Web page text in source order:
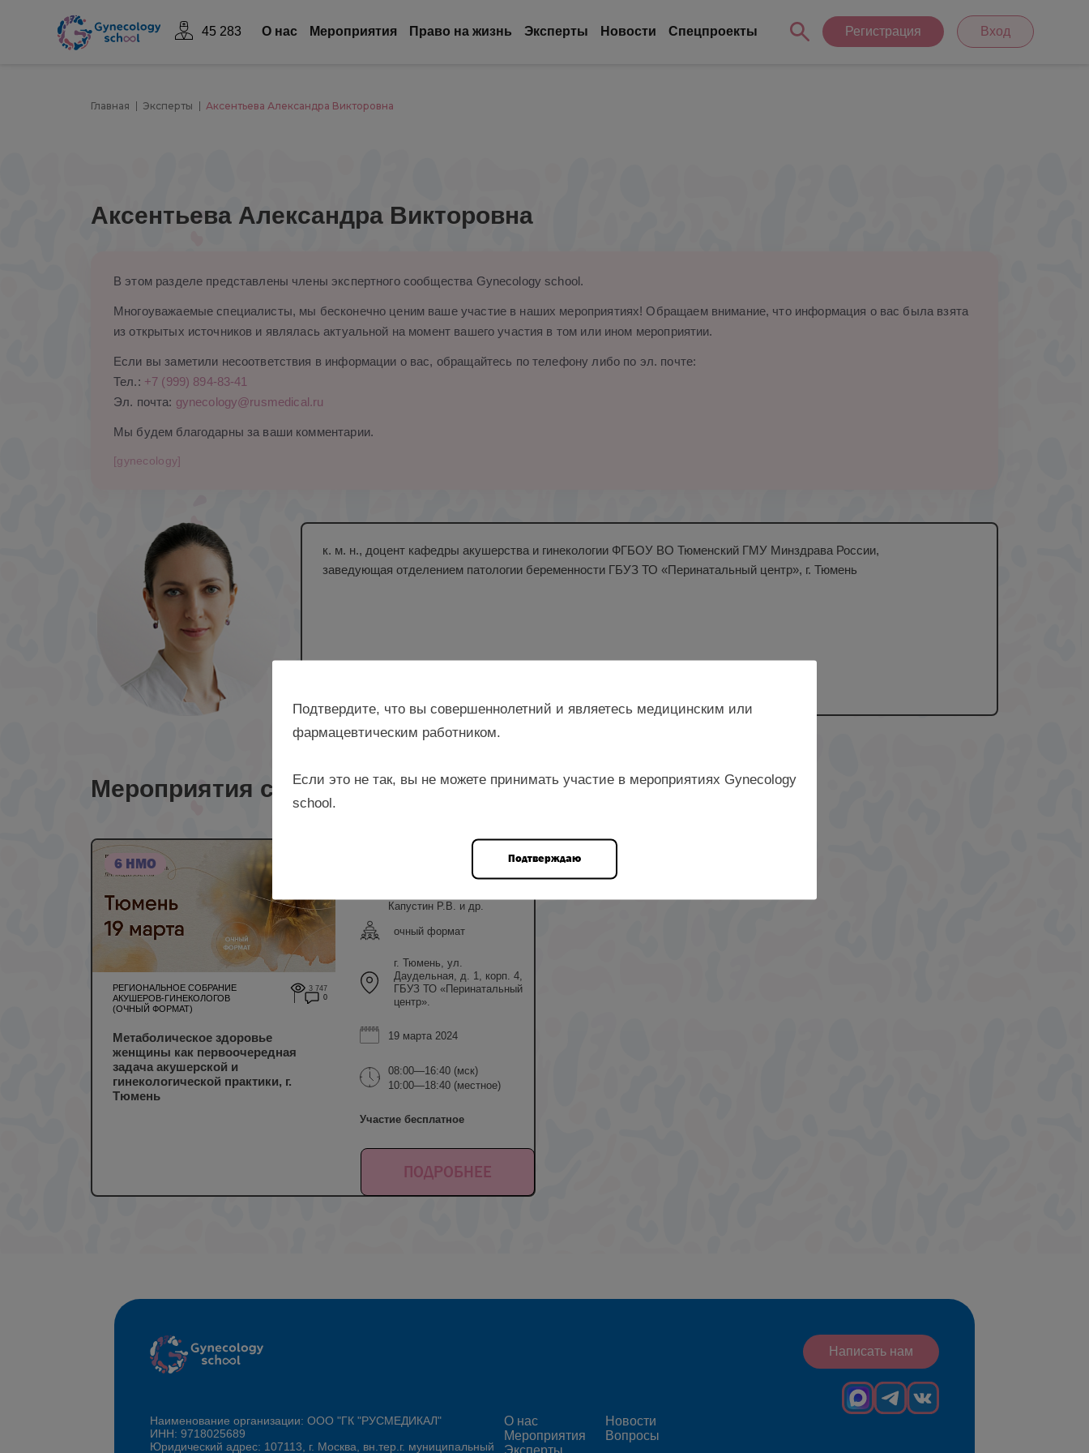
45 283 О нас Mероприятия Право на жизнь Эксперты Новости Спецпроекты Регистрация Вход
Главная Эксперты Аксентьева Александра Викторовна
Аксентьева Александра Викторовна
В этом разделе представлены члены экспертного сообщества Gynecology school.
Многоуважаемые специалисты, мы бесконечно ценим ваше участие в наших мероприятиях! Обращаем внимание, что информация о вас была взята
из открытых источников и являлась актуальной на момент вашего участия в том или ином мероприятии.
Если вы заметили несоответствия в информации о вас, обращайтесь по телефону либо по эл. почте:
Тел.: +7 (999) 894-83-41
Эл. почта: gynecology@rusmedical.ru
Мы будем благодарны за ваши комментарии.
[gynecology]
к. м. н., доцент кафедры акушерства и гинекологии ФГБОУ ВО Тюменский ГМУ Минздрава России,
заведующая отделением патологии беременности ГБУЗ ТО «Перинатальный центр», г. Тюмень
Мероприятия с лектором
6 НМО
РЕГИОНАЛЬНОЕ СОБРАНИЕ
АКУШЕРОВ-ГИНЕКОЛОГОВ
(ОЧНЫЙ ФОРМАТ)
3 747
0
Метаболическое здоровье
женщины как первоочередная
задача акушерской и
гинекологической практики, г.
Тюмень
Обоскалова Т.А.,
Капустин Р.В. и др.
очный формат
г. Тюмень, ул.
Даудельная, д. 1, корп. 4,
ГБУЗ ТО «Перинатальный
центр».
19 марта 2024
08:00—16:40 (мск)
10:00—18:40 (местное)
Участие бесплатное
ПОДРОБНЕЕ
Написать нам
Наименование организации: ООО "ГК "РУСМЕДИКАЛ"
ИНН: 9718025689
Юридический адрес: 107113, г. Москва, вн.тер.г. муниципальный
О нас
Мероприятия
Эксперты
Новости
Вопросы
Подтвердите, что вы совершеннолетний и являетесь медицинским или
фармацевтическим работником.
Если это не так, вы не можете принимать участие в мероприятиях Gynecology
school.
Подтверждаю